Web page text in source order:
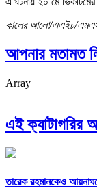
কালের আলো/এএইচ/
আপনার মতামত
Array
এই ক্যাটাগরির
তারেক রহমানকেও